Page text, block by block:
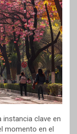
instancia clave en
momento en el